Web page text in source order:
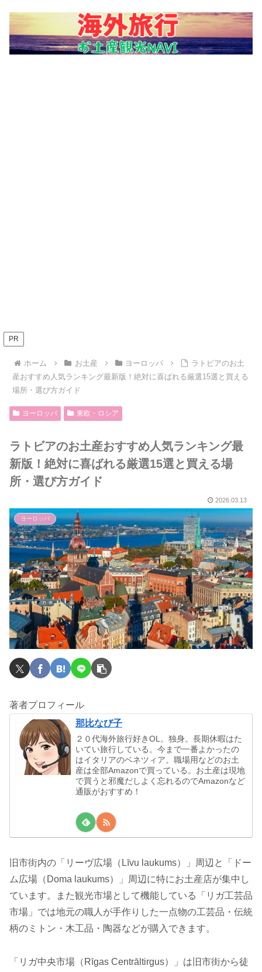
PR
ホーム お土産 ヨーロッパ
ラトビアのお土
産おすすめ人気ランキング最新版！絶対に喜ばれる厳選15選と買える
場所・選び方ガイド
ヨーロッパ 東欧・ロシア
ラトビアのお土産おすすめ人気ランキング最
新版！絶対に喜ばれる厳選15選と買える場
所・選び方ガイド
2026.03.13
ヨーロッパ
著者プロフィール
那比なび子
２０代海外旅行好きOL。独身。長期休暇はた
いてい旅行している。今まで一番よかったの
はイタリアのベネツィア。職場用などのお土
産は全部Amazonで買っている。お土産は現地
で買うと邪魔だしよく忘れるのでAmazonなど
通販がおすすめ！
旧市街内の「リーヴ広場（Līvu laukums）」周辺と「ドー
ム広場（Doma laukums）」周辺に特にお土産店が集中し
ています。また観光市場として機能している「リガ工芸品
市場」では地元の職人が手作りした一点物の工芸品・伝統
柄のミトン・木工品・陶器などが購入できます。
「リガ中央市場（Rīgas Centrāltirgus）」は旧市街から徒